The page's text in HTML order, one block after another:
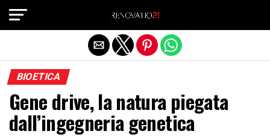
BIOETICA
Gene drive, la natura piegata
dall’ingegneria genetica
Exit mobile version